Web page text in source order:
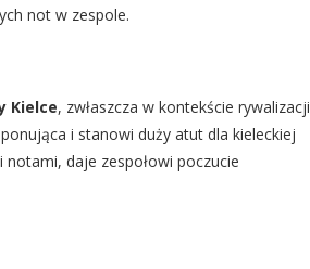
not w zespole.
Kielce, zwłaszcza w kontekście rywalizacji
i stanowi duży atut dla kieleckiej
daje zespołowi poczucie